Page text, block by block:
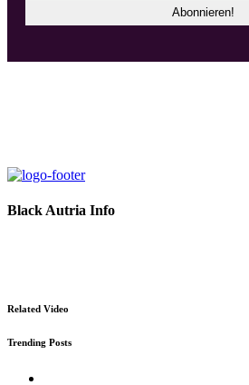
Black Autria Info
Related Video
Trending Posts